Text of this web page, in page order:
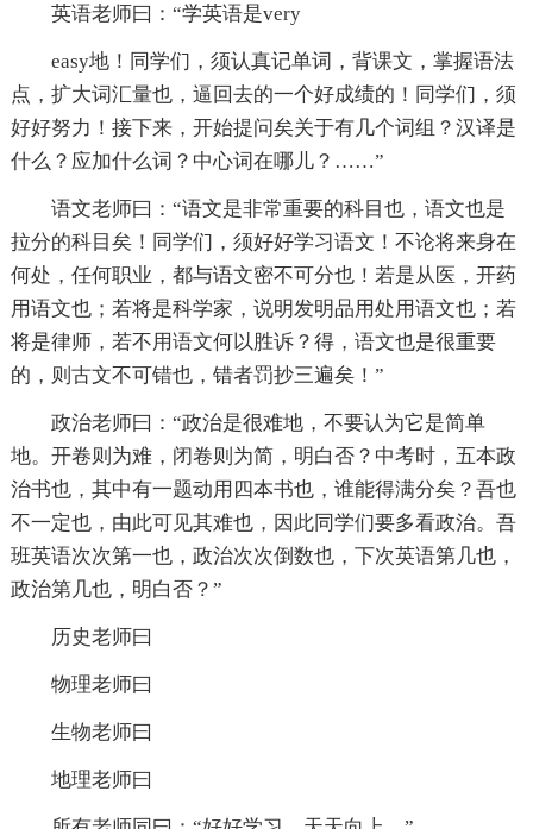
英语老师曰：“学英语是very
easy地！同学们，须认真记单词，背课文，掌握语法
点，扩大词汇量也，逼回去的一个好成绩的！同学们，须
好好努力！接下来，开始提问矣关于有几个词组？汉译是
什么？应加什么词？中心词在哪儿？……”
语文老师曰：“语文是非常重要的科目也，语文也是
拉分的科目矣！同学们，须好好学习语文！不论将来身在
何处，任何职业，都与语文密不可分也！若是从医，开药
用语文也；若将是科学家，说明发明品用处用语文也；若
将是律师，若不用语文何以胜诉？得，语文也是很重要
的，则古文不可错也，错者罚抄三遍矣！”
政治老师曰：“政治是很难地，不要认为它是简单
地。开卷则为难，闭卷则为简，明白否？中考时，五本政
治书也，其中有一题动用四本书也，谁能得满分矣？吾也
不一定也，由此可见其难也，因此同学们要多看政治。吾
班英语次次第一也，政治次次倒数也，下次英语第几也，
政治第几也，明白否？”
历史老师曰
物理老师曰
生物老师曰
地理老师曰